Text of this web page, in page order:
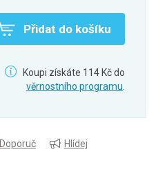
Přidat do košíku
Koupi získáte 114 Kč do
věrnostního programu
Doporuč
Hlídej